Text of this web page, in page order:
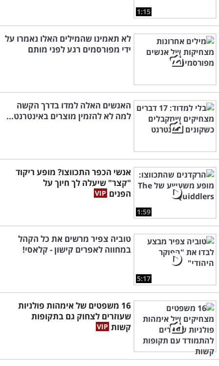
1:15
לא תאמינו שהמילים האלו נאמרו על
ידי מפורסמים רגע לפני מותם
האנשים האלה למדו בדרך הקשה
למה לא להזמין מוצרים באינטרנט...
1:59
אנשי הכפר התכווצו? מופע ריקוד
"קצר" שיעלה לך חיוך על
הפנים
5:17
טוביה צפיר מרשים את כל הקהל
במחווה לאפרים קישון - קלאסי!
16 משפטים של אימהות פולניות
שעוזרים לצחוק גם בתקופות
קשות